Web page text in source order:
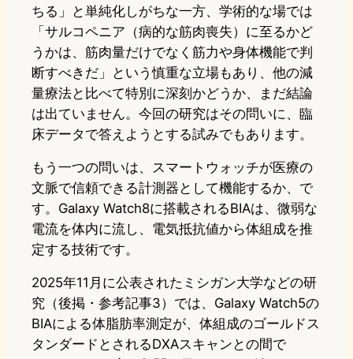
ちる」と単純化しがちな一方、学術的な場では
「サルコペニア（病的な筋肉喪失）に至るかど
うかは、筋肉量だけでなく筋力や身体機能で判
断すべきだ」という慎重な立場もあり、他の減
量療法と比べて特別に深刻かどうか、まだ結論
は出ていません。今回の研究はその問いに、臨
床データで答えようとする試みでもあります。
もう一つの問いは、スマートウォッチが医療の
文脈で信頼できる計測器として機能するか、で
す。Galaxy Watch8に搭載されるBIAは、微弱な
電流を体内に流し、電気抵抗値から体組成を推
定する技術です。
2025年11月に公表されたミシガン大学などの研
究（後掲・参考記事3）では、Galaxy Watch5の
BIAによる体脂肪率測定が、体組成のゴールドス
タンダードとされるDXAスキャンとの間で